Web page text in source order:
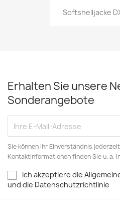
Softshelljacke
Erhalten Sie unsere
Sonderangebote
Sie können Ihr Einverständnis
Kontaktinformationen finden Sie u. a.
Ich akzeptiere die
und die Datenschutzrichtlinie